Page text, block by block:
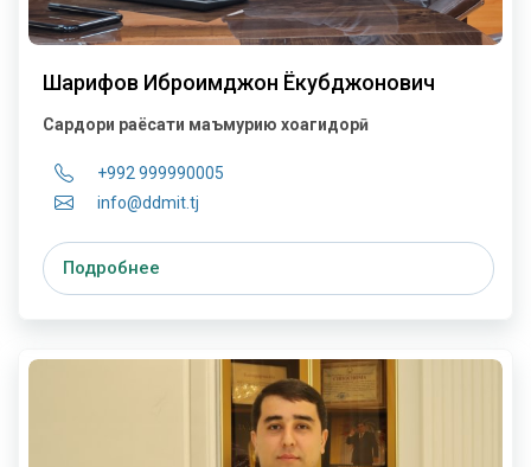
Шарифов Иброҳимджон Ёкубджонович
Сардори раёсати маъмурию хоҷагидорӣ
+992 999990005
info@ddmit.tj
Подробнее